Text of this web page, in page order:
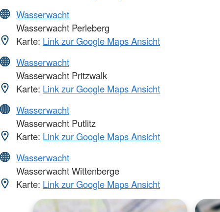
Wasserwacht
Wasserwacht Perleberg
Karte: Link zur Google Maps Ansicht
Wasserwacht
Wasserwacht Pritzwalk
Karte: Link zur Google Maps Ansicht
Wasserwacht
Wasserwacht Putlitz
Karte: Link zur Google Maps Ansicht
Wasserwacht
Wasserwacht Wittenberge
Karte: Link zur Google Maps Ansicht